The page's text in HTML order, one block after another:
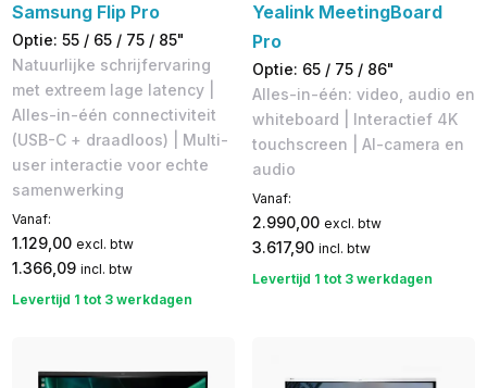
Samsung Flip Pro
Optie: 55 / 65 / 75 / 85"
Natuurlijke schrijfervaring
met extreem lage latency |
Alles-in-één connectiviteit
(USB-C + draadloos) | Multi-
user interactie voor echte
samenwerking
Vanaf:
1.129,00 excl. btw
1.366,09 incl. btw
Levertijd 1 tot 3 werkdagen
Yealink MeetingBoard
Pro
Optie: 65 / 75 / 86"
Alles-in-één: video, audio en
whiteboard | Interactief 4K
touchscreen | AI-camera en
audio
Vanaf:
2.990,00 excl. btw
3.617,90 incl. btw
Levertijd 1 tot 3 werkdagen